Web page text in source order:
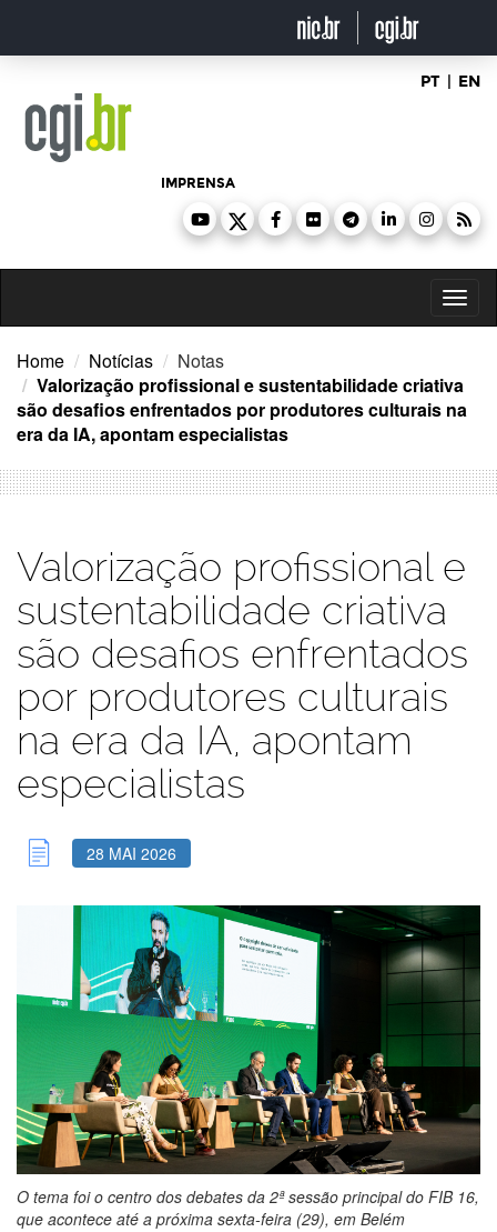
o
PT | EN
IMPRENSA
Home Notícias
Notas
Valorização profissional e sustentabilidade criativa
são desafios enfrentados por produtores culturais na
era da IA, apontam especialistas
Valorização profissional e
sustentabilidade criativa
são desafios enfrentados
por produtores culturais
na era da IA, apontam
especialistas
28 MAI 2026
O tema foi o centro dos debates da 2ª sessão principal do FIB 16,
que acontece até a próxima sexta-feira (29), em Belém